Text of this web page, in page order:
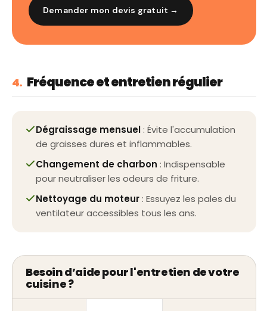
Demander mon devis gratuit →
4. Fréquence et entretien régulier
Dégraissage mensuel : Évite l'accumulation
de graisses dures et inflammables.
Changement de charbon : Indispensable
pour neutraliser les odeurs de friture.
Nettoyage du moteur : Essuyez les pales du
ventilateur accessibles tous les ans.
Besoin d’aide pour l'entretien de votre
cuisine ?